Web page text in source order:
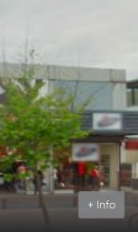
+ Info